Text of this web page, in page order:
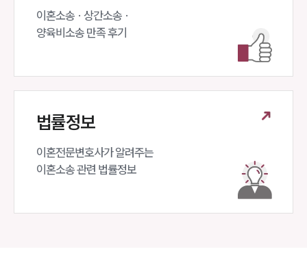
소식/자료
언론보도
공지사항
대륜법률상담예약
이혼소송 · 상간소송 ·
양육비소송 만족 후기
법률정보
이혼전문변호사가 알려주는
이혼소송 관련 법률정보